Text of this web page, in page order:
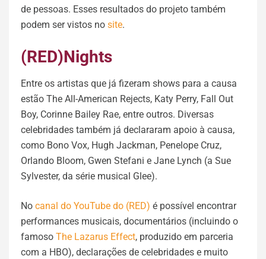
de pessoas. Esses resultados do projeto também
podem ser vistos no site.
(RED)Nights
Entre os artistas que já fizeram shows para a causa
estão The All-American Rejects, Katy Perry, Fall Out
Boy, Corinne Bailey Rae, entre outros. Diversas
celebridades também já declararam apoio à causa,
como Bono Vox, Hugh Jackman, Penelope Cruz,
Orlando Bloom, Gwen Stefani e Jane Lynch (a Sue
Sylvester, da série musical Glee).
No canal do YouTube do (RED) é possível encontrar
performances musicais, documentários (incluindo o
famoso The Lazarus Effect, produzido em parceria
com a HBO), declarações de celebridades e muito